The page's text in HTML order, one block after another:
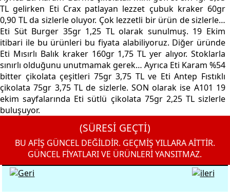
TL gelirken Eti Crax patlayan lezzet çubuk kraker 60gr
0,90 TL da sizlerle oluyor. Çok lezzetli bir ürün de sizlerle…
Eti Süt Burger 35gr 1,25 TL olarak sunulmuş. 19 Ekim
itibari ile bu ürünleri bu fiyata alabiliyoruz. Diğer üründe
Eti Mısırlı Balık kraker 160gr 1,75 TL yer alıyor. Stoklarla
sınırlı olduğunu unutmamak gerek… Ayrıca Eti Karam %54
bitter çikolata çeşitleri 75gr 3,75 TL ve Eti Antep Fıstıklı
çikolata 75gr 3,75 TL de sizlerle. SON olarak ise A101 19
ekim sayfalarında Eti sütlü çikolata 75gr 2,25 TL sizlerle
buluşuyor.
(SÜRESİ GEÇTİ)
BU AFİŞ GÜNCEL DEĞİLDİR. GEÇMİŞ YILLARA AİTTİR.
GÜNCEL FİYATLARI VE ÜRÜNLERİ YANSITMAZ.